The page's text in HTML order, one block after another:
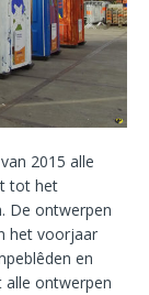
2015 alle
tot het
De ontwerpen
het voorjaar
en
alle ontwerpen